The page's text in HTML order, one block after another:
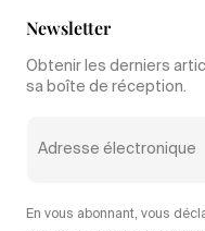
Newsletter
Obtenir les derniers
sa boîte de réception.
En vous abonnant, vous